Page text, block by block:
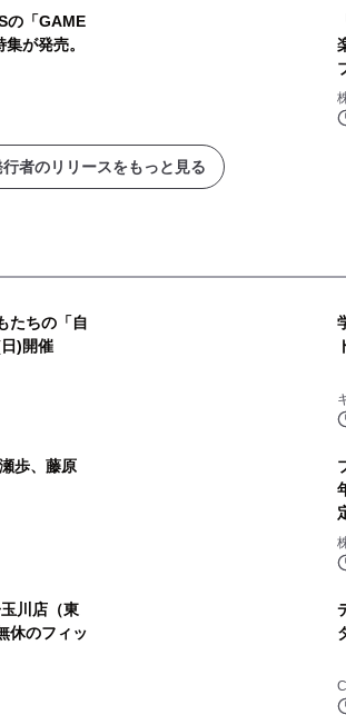
の「GAME
特集が発売。
行者のリリースをもっと見る
たちの「自
)開催
歩、藤原
川店（東
休のフィッ